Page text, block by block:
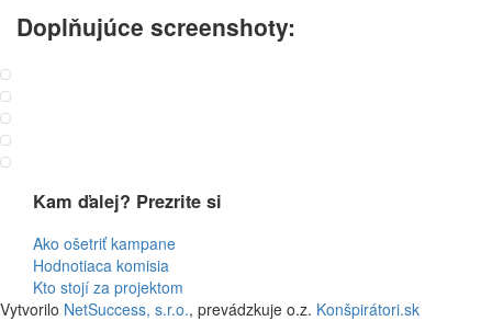
Doplňujúce screenshoty:
Kam ďalej? Prezrite si
Ako ošetriť kampane
Hodnotiaca komisia
Kto stojí za projektom
Vytvorilo NetSuccess, s.r.o., prevádzkuje o.z. Konšpirátori.sk